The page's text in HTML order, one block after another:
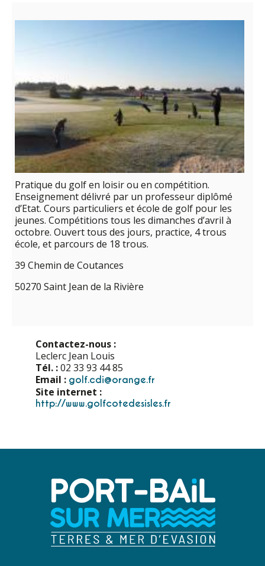
Pratique du golf en loisir ou en compétition.
Enseignement délivré par un professeur diplômé
d’Etat. Cours particuliers et école de golf pour les
jeunes. Compétitions tous les dimanches d’avril à
octobre. Ouvert tous des jours, practice, 4 trous
école, et parcours de 18 trous.
39 Chemin de Coutances
50270 Saint Jean de la Rivière
Contactez-nous :
Leclerc Jean Louis
Tél. :02 33 93 44 85
Email : golf.cdi@orange.fr
Site internet :
http://www.golfcotedesisles.fr